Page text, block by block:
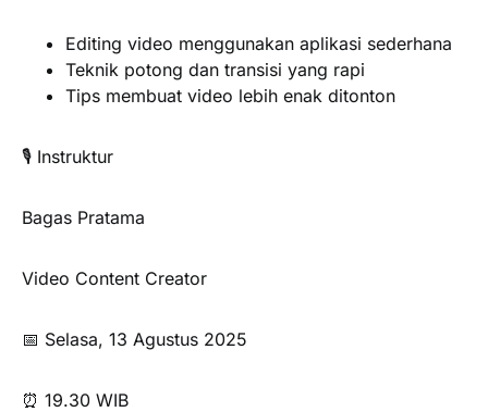
Editing video menggunakan aplikasi sederhana
Teknik potong dan transisi yang rapi
Tips membuat video lebih enak ditonton
🎙️ Instruktur
Bagas Pratama
Video Content Creator
📅 Selasa, 13 Agustus 2025
⏰ 19.30 WIB